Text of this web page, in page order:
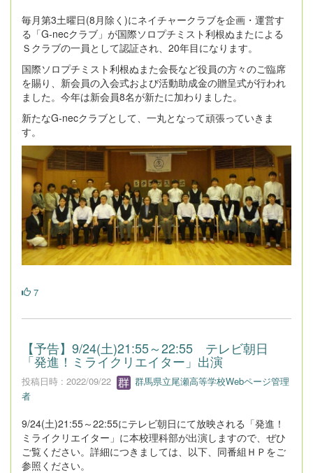
毎月第3土曜日(8月除く)にネイチャークラブを企画・運営す
る「G-necクラブ」が国際ソロプチミスト利根ぬまたによる
Ｓクラブの一員として認証され、20年目になります。
国際ソロプチミスト利根ぬまた会長など役員の方々のご臨席
を賜り、新会員の入会式および活動助成金の贈呈式が行われ
ました。今年は新会員8名が新たに加わりました。
新たなG-necクラブとして、一丸となって頑張っていきま
す。
7
【予告】9/24(土)21:55～22:55 テレビ朝日
「発進！ミライクリエイター」出演
投稿日時 : 2022/09/22
群馬県立尾瀬高等学校Webページ管理
者
9/24(土)21:55～22:55にテレビ朝日にて放映される「発進！
ミライクリエイター」に本校理科部が出演しますので、ぜひ
ご覧ください。詳細につきましては、以下、同番組ＨＰをご
参照ください。